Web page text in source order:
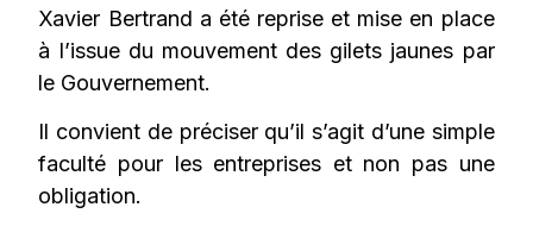
Xavier Bertrand a été reprise et mise en place
à l’issue du mouvement des gilets jaunes par
le Gouvernement.
Il convient de préciser qu’il s’agit d’une simple
faculté pour les entreprises et non pas une
obligation.